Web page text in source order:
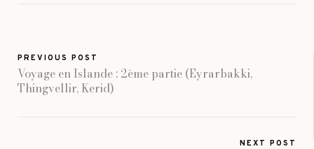
PREVIOUS POST
Voyage en Islande : 2ème partie (Eyrarbakki,
Thingvellir, Kerid)
NEXT POST